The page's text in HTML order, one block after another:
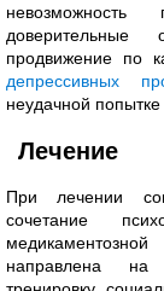
доверительные
продвижение по
депрессивных
неудачной попытке
Лечение
При лечении
сочетание
направлена на